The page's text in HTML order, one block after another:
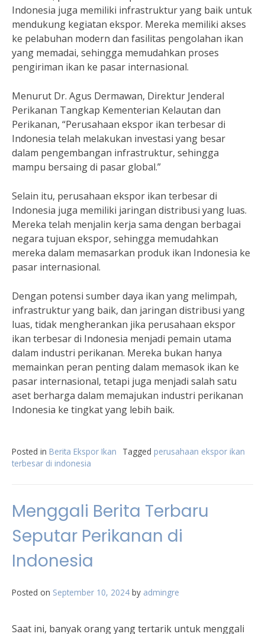
Indonesia juga memiliki infrastruktur yang baik untuk
mendukung kegiatan ekspor. Mereka memiliki akses
ke pelabuhan modern dan fasilitas pengolahan ikan
yang memadai, sehingga memudahkan proses
pengiriman ikan ke pasar internasional.
Menurut Dr. Agus Dermawan, Direktur Jenderal
Perikanan Tangkap Kementerian Kelautan dan
Perikanan, “Perusahaan ekspor ikan terbesar di
Indonesia telah melakukan investasi yang besar
dalam pengembangan infrastruktur, sehingga
mampu bersaing di pasar global.”
Selain itu, perusahaan ekspor ikan terbesar di
Indonesia juga memiliki jaringan distribusi yang luas.
Mereka telah menjalin kerja sama dengan berbagai
negara tujuan ekspor, sehingga memudahkan
mereka dalam memasarkan produk ikan Indonesia ke
pasar internasional.
Dengan potensi sumber daya ikan yang melimpah,
infrastruktur yang baik, dan jaringan distribusi yang
luas, tidak mengherankan jika perusahaan ekspor
ikan terbesar di Indonesia menjadi pemain utama
dalam industri perikanan. Mereka bukan hanya
memainkan peran penting dalam memasok ikan ke
pasar internasional, tetapi juga menjadi salah satu
aset berharga dalam memajukan industri perikanan
Indonesia ke tingkat yang lebih baik.
Posted in Berita Ekspor Ikan Tagged perusahaan ekspor ikan
terbesar di indonesia
Menggali Berita Terbaru
Seputar Perikanan di
Indonesia
Posted on September 10, 2024 by admingre
Saat ini, banyak orang yang tertarik untuk menggali